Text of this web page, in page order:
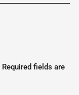
Required fields are